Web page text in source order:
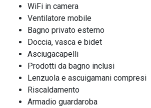
WiFi in camera
Ventilatore mobile
Bagno privato esterno
Doccia, vasca e bidet
Asciugacapelli
Prodotti da bagno inclusi
Lenzuola e ascuigamani compresi
Riscaldamento
Armadio guardaroba